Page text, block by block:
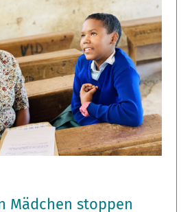
Mädchen stoppen